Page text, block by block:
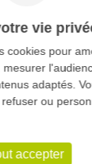
vie
cookies pour
adaptés.
ou
accepter